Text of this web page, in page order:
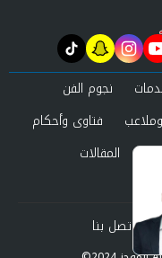
youtube
instagram
snapchat
tiktok
نجوم الفن
فتاوى وأحكام
المقالات
اتصل بنا